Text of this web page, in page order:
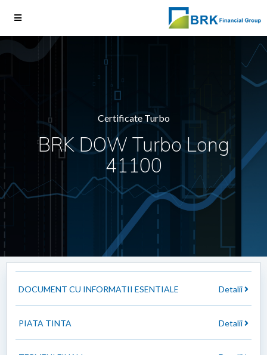
Certificate Turbo
BRK DOW Turbo Long
41100
DOCUMENT CU INFORMATII ESENTIALE Detalii
PIATA TINTA Detalii